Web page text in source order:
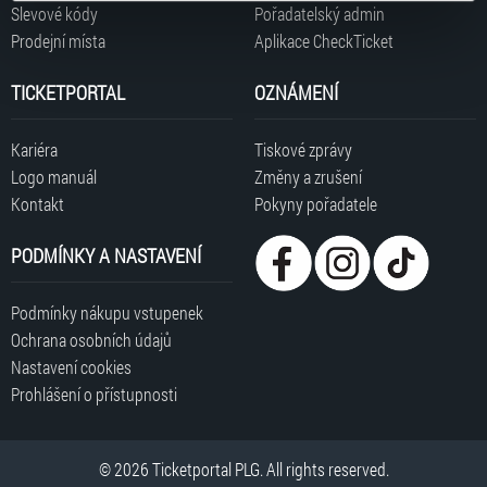
typy cookies používáme, naleznete níže. Možnosti
zpracování upravíte zaškrtnutím příslušné varianty. Svoji
„Cookies a jejich nastavení“.
Tisková zpráva
Pokyny pořadatele koncertu v O2 areně
Slevové kódy
Prodejní místa
Pořadatelský admin
Aplikace CheckTicket
TICKETPORTAL
Kariéra
Logo manuál
Kontakt
OZNÁMENÍ
Tiskové zprávy
Změny a zrušení
Pokyny pořadatele
PODMÍNKY A NASTAVENÍ
Podmínky nákupu vstupenek
Ochrana osobních údajů
Nastavení cookies
Prohlášení o přístupnosti
© 2026 Ticketportal PLG. All rights reserved.